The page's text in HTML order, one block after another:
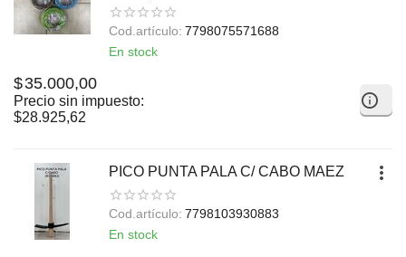
Cod.artículo: 7798075571688
En stock
$35.000,00
Precio sin impuesto:
$28.925,62
PICO PUNTA PALA C/ CABO MAEZ
Cod.artículo: 7798103930883
En stock